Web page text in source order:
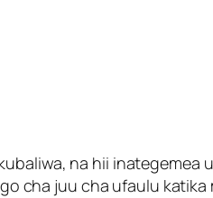
na hii
cha juu cha ufaulu